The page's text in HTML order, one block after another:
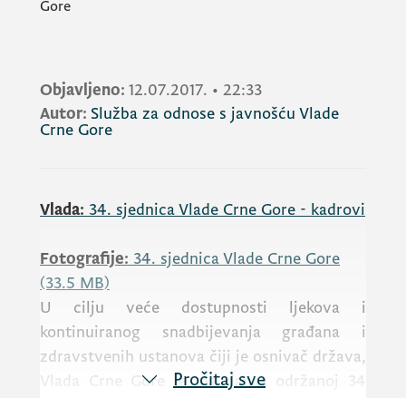
Objavljeno: 12.07.2017. • 22:33
Autor: Služba za odnose s javnošću Vlade
Crne Gore
Vlada: 34. sjednica Vlade Crne Gore - kadrovi
Fotografije: 34. sjednica Vlade Crne Gore
(33.5 MB)
U cilju veće dostupnosti ljekova i
kontinuiranog snadbijevanja građana i
zdravstvenih ustanova čiji je osnivač država,
Vlada Crne Gore je, na danas održanoj 34
Pročitaj sve